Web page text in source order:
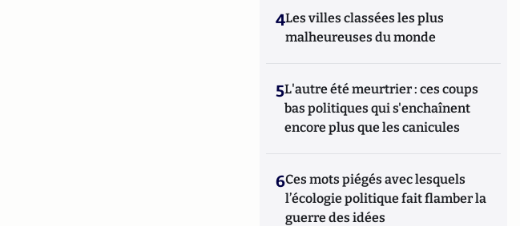
4Les villes classées les plus
malheureuses du monde
5L'autre été meurtrier : ces coups
bas politiques qui s'enchaînent
encore plus que les canicules
6Ces mots piégés avec lesquels
l’écologie politique fait flamber la
guerre des idées